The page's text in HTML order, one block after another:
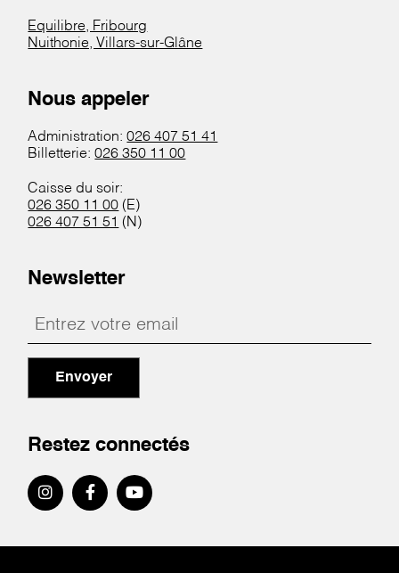
Equilibre, Fribourg
Nuithonie, Villars-sur-Glâne
Nous appeler
Administration:026 407 51 41
Billetterie:026 350 11 00
Caisse du soir:
026 350 11 00 (E)
026 407 51 51 (N)
Newsletter
Envoyer
Restez connectés